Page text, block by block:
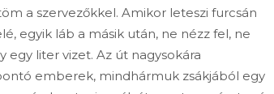
a szervezőkkel. Amikor leteszi furcsán
egyik láb a másik után, ne nézz fel, ne
egy liter vizet. Az út nagysokára
emberek, mindhármuk zsákjából egy